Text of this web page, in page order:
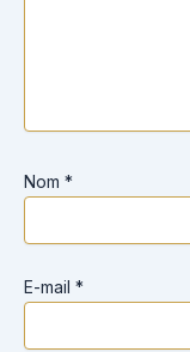
Nom *
E-mail *